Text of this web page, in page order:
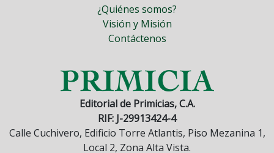
¿Quiénes somos?
Visión y Misión
Contáctenos
Editorial de Primicias, C.A.
RIF: J-29913424-4
Calle Cuchivero, Edificio Torre Atlantis, Piso Mezanina 1,
Local 2, Zona Alta Vista.